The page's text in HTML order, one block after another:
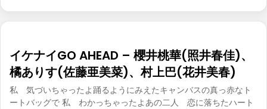
イケナイGO AHEAD – 櫻井桃華(照井春佳)、
橘ありす(佐藤亜美菜)、村上巴(花井美春)
私 気づいちゃったよ踊るようにみえたキャンバスの真っ赤なト
ートバッグで 私 わかっちゃったよあの二人 恋に落ちたハート